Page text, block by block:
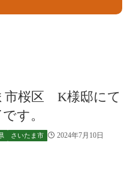
市桜区 K様邸にて
す。
さいたま市 2024年7月10日